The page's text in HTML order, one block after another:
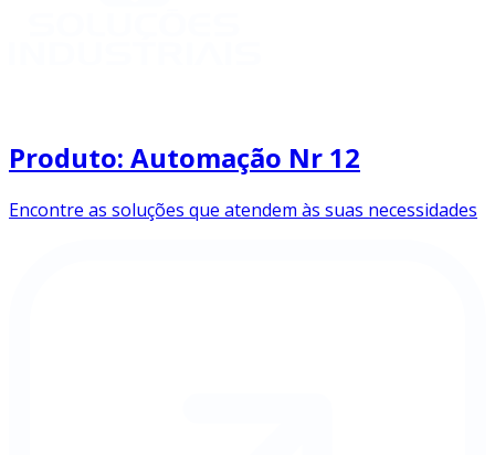
Produto: Automação Nr 12
Encontre as soluções que atendem às suas necessidades